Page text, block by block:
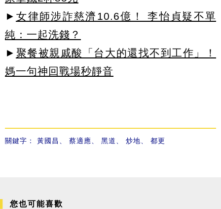
► 女律師涉詐慈濟10.6億！ 李怡貞疑不單
純：一起洗錢？
► 聚餐被親戚酸「台大的還找不到工作」！
媽一句神回戰場秒靜音
關鍵字： 黃國昌 蔡適應 黑道 炒地 都更
您也可能喜歡